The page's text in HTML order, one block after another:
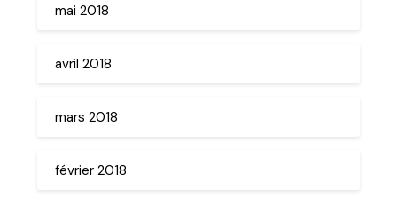
mai 2018
avril 2018
mars 2018
février 2018